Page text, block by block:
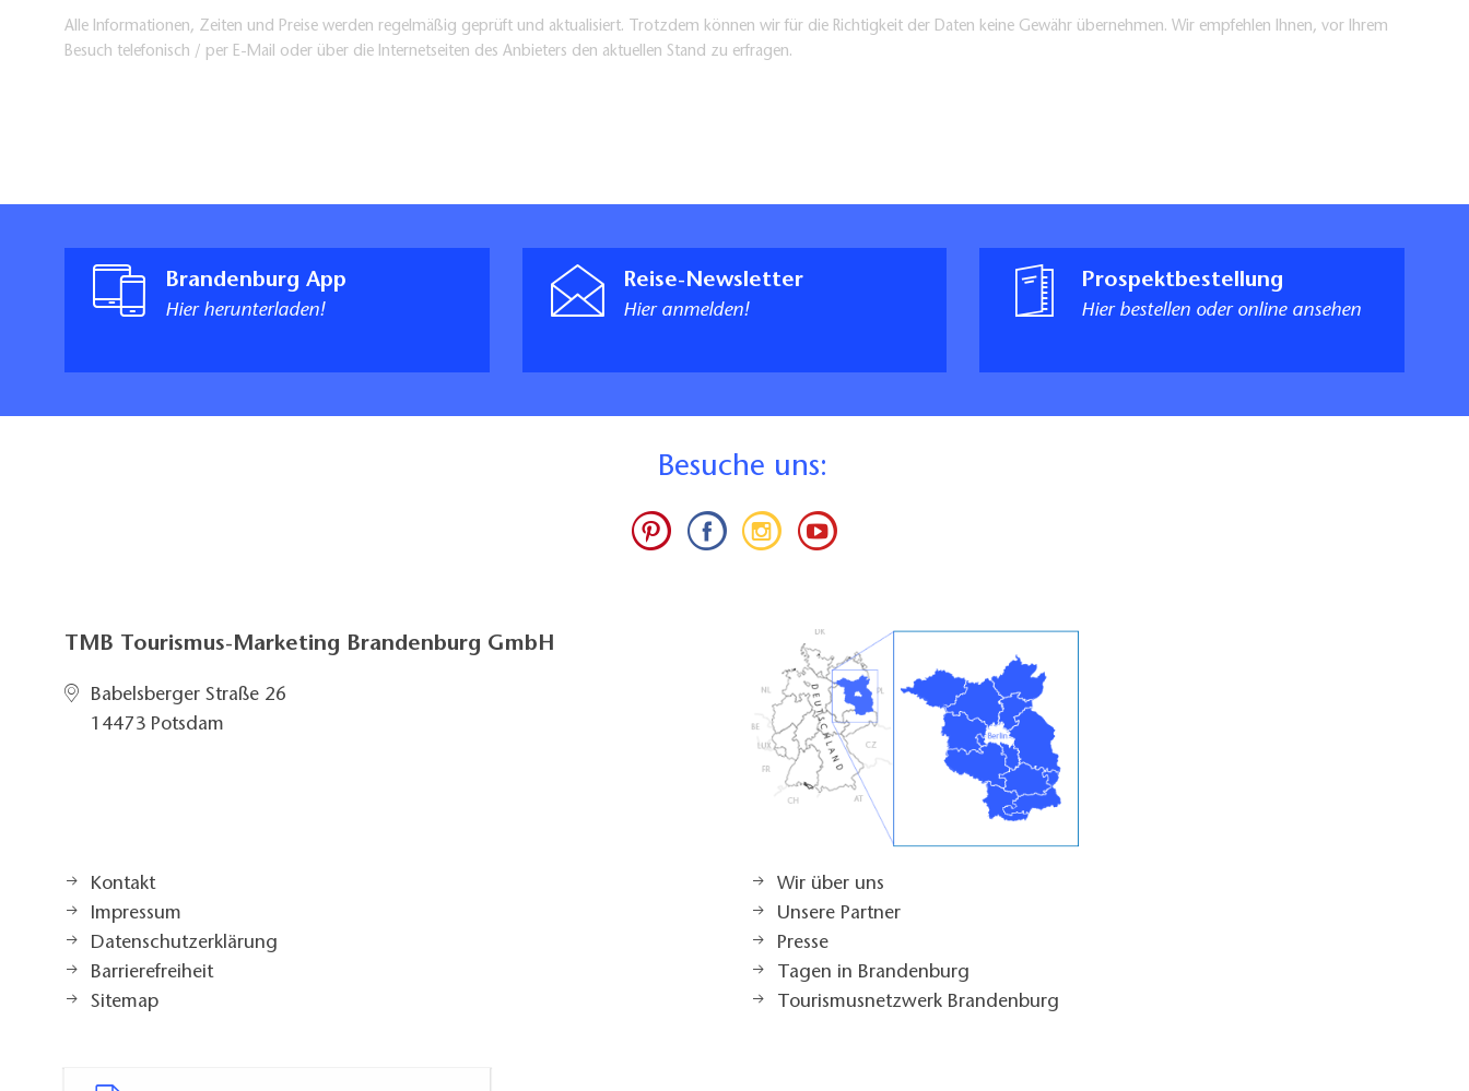
Alle Informationen, Zeiten und Preise werden regelmäßig geprüft und aktualisiert. Trotzdem können wir für die Richtigkeit der Daten keine Gewähr übernehmen. Wir empfehlen Ihnen, vor Ihrem
Besuch telefonisch / per E-Mail oder über die Internetseiten des Anbieters den aktuellen Stand zu erfragen.
Brandenburg App
Hier herunterladen!
Reise-Newsletter
Hier anmelden!
Prospektbestellung
Hier bestellen oder online ansehen
Besuche uns:
TMB Tourismus-Marketing Brandenburg GmbH
Babelsberger Straße 26
14473 Potsdam
Kontakt
Impressum
Datenschutzerklärung
Barrierefreiheit
Sitemap
Wir über uns
Unsere Partner
Presse
Tagen in Brandenburg
Tourismusnetzwerk Brandenburg